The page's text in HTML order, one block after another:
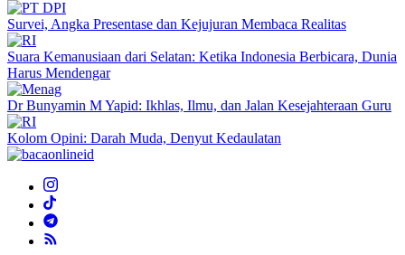
Survei, Angka Presentase dan Kejujuran Membaca Realitas
Suara Kemanusiaan dari Selatan: Ketika Indonesia Berbicara, Dunia
Harus Mendengar
Dr Bunyamin M Yapid: Ikhlas, Ilmu, dan Jalan Kesejahteraan Guru
Kolom Opini: Darah Muda, Denyut Kedaulatan